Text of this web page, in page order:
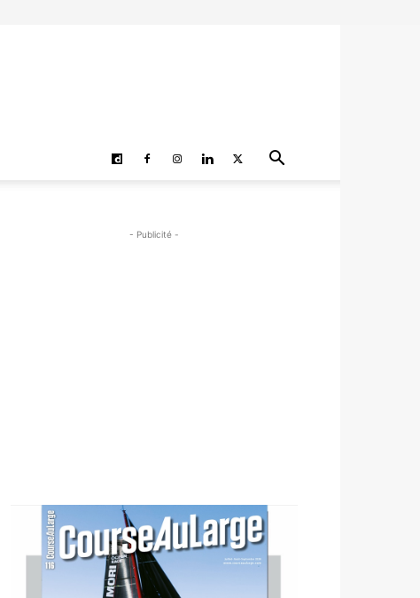
- Publicité -